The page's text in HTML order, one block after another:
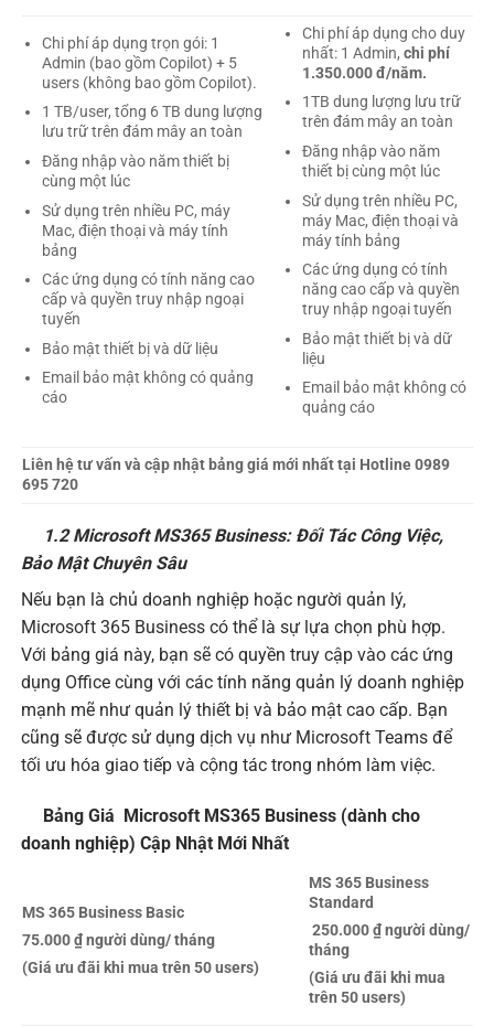
Chi phí áp dụng trọn gói: 1
Admin (bao gồm Copilot) + 5
users (không bao gồm Copilot).
1 TB/user, tổng 6 TB dung lượng
lưu trữ trên đám mây an toàn
Đăng nhập vào năm thiết bị
cùng một lúc
Sử dụng trên nhiều PC, máy
Mac, điện thoại và máy tính
bảng
Các ứng dụng có tính năng cao
cấp và quyền truy nhập ngoại
tuyến
Bảo mật thiết bị và dữ liệu
Email bảo mật không có quảng
cáo
Chi phí áp dụng cho duy
nhất: 1 Admin, chi phí
1.350.000 đ/năm.
1TB dung lượng lưu trữ
trên đám mây an toàn
Đăng nhập vào năm
thiết bị cùng một lúc
Sử dụng trên nhiều PC,
máy Mac, điện thoại và
máy tính bảng
Các ứng dụng có tính
năng cao cấp và quyền
truy nhập ngoại tuyến
Bảo mật thiết bị và dữ
liệu
Email bảo mật không có
quảng cáo
Liên hệ tư vấn và cập nhật bảng giá mới nhất tại Hotline 0989
695 720
1.2 Microsoft MS365 Business: Đối Tác Công Việc,
Bảo Mật Chuyên Sâu
Nếu bạn là chủ doanh nghiệp hoặc người quản lý,
Microsoft 365 Business có thể là sự lựa chọn phù hợp.
Với bảng giá này, bạn sẽ có quyền truy cập vào các ứng
dụng Office cùng với các tính năng quản lý doanh nghiệp
mạnh mẽ như quản lý thiết bị và bảo mật cao cấp. Bạn
cũng sẽ được sử dụng dịch vụ như Microsoft Teams để
tối ưu hóa giao tiếp và cộng tác trong nhóm làm việc.
Bảng Giá Microsoft MS365 Business (dành cho
doanh nghiệp) Cập Nhật Mới Nhất
MS 365 Business Basic
75.000 ₫ người dùng/ tháng
(Giá ưu đãi khi mua trên 50 users)
MS 365 Business
Standard
250.000 ₫ người dùng/
tháng
(Giá ưu đãi khi mua
trên 50 users)